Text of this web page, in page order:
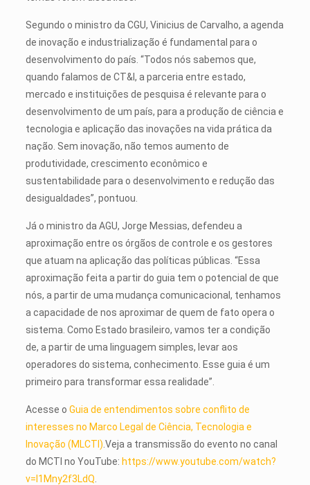
Segundo o ministro da CGU, Vinicius de Carvalho, a agenda
de inovação e industrialização é fundamental para o
desenvolvimento do país. “Todos nós sabemos que,
quando falamos de CT&I, a parceria entre estado,
mercado e instituições de pesquisa é relevante para o
desenvolvimento de um país, para a produção de ciência e
tecnologia e aplicação das inovações na vida prática da
nação. Sem inovação, não temos aumento de
produtividade, crescimento econômico e
sustentabilidade para o desenvolvimento e redução das
desigualdades”, pontuou.
Já o ministro da AGU, Jorge Messias, defendeu a
aproximação entre os órgãos de controle e os gestores
que atuam na aplicação das políticas públicas. “Essa
aproximação feita a partir do guia tem o potencial de que
nós, a partir de uma mudança comunicacional, tenhamos
a capacidade de nos aproximar de quem de fato opera o
sistema. Como Estado brasileiro, vamos ter a condição
de, a partir de uma linguagem simples, levar aos
operadores do sistema, conhecimento. Esse guia é um
primeiro para transformar essa realidade”.
Acesse o Guia de entendimentos sobre conflito de
interesses no Marco Legal de Ciência, Tecnologia e
Inovação (MLCTI) Veja a transmissão do evento no canal
do MCTI no YouTube: https://www.youtube.com/watch?
v=l1Mny2f3LdQ